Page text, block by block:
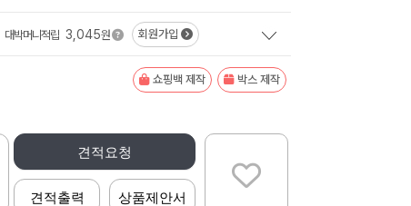
대박머니적립 3,045원 회원가입
쇼핑백 제작 박스 제작
견적요청
견적출력 상품제안서